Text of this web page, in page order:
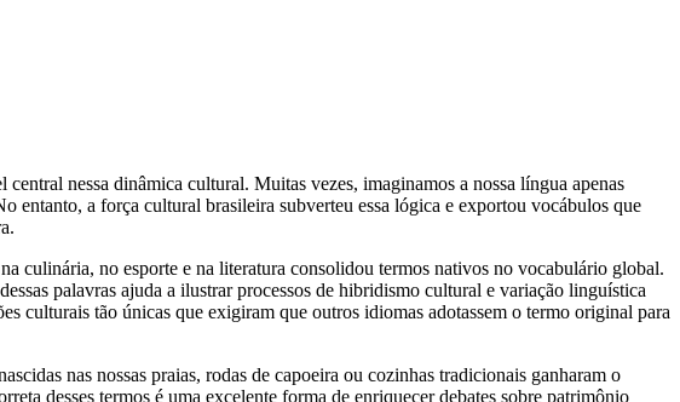
nessa dinâmica cultural. Muitas vezes, imaginamos a nossa língua apenas
entanto, a força cultural brasileira subverteu essa lógica e exportou vocábulos que
culinária, no esporte e na literatura consolidou termos nativos no vocabulário global.
palavras ajuda a ilustrar processos de hibridismo cultural e variação linguística
culturais tão únicas que exigiram que outros idiomas adotassem o termo original para
nas nossas praias, rodas de capoeira ou cozinhas tradicionais ganharam o
desses termos é uma excelente forma de enriquecer debates sobre patrimônio